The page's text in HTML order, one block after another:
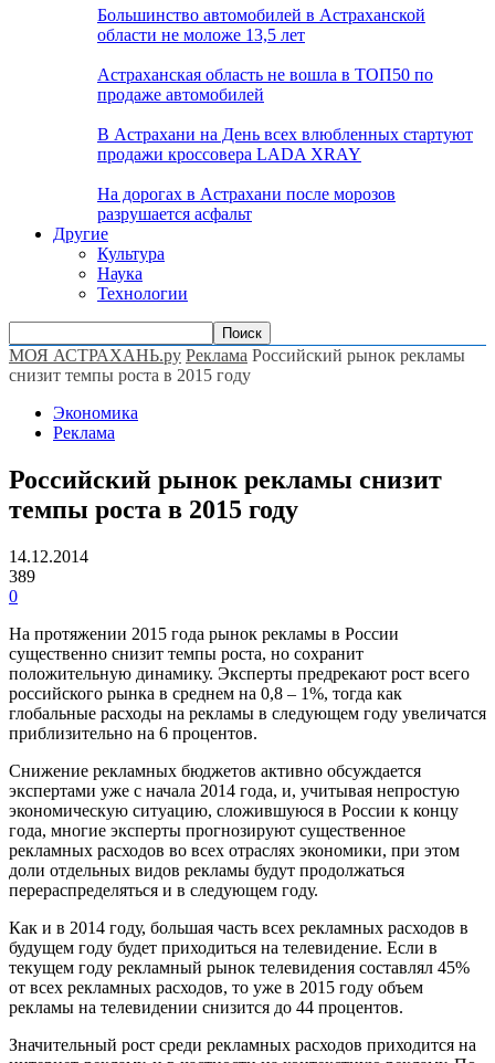
Большинство автомобилей в Астраханской
области не моложе 13,5 лет
Астраханская область не вошла в ТОП50 по
продаже автомобилей
В Астрахани на День всех влюбленных стартуют
продажи кроссовера LADA XRAY
На дорогах в Астрахани после морозов
разрушается асфальт
Другие
Культура
Наука
Технологии
МОЯ АСТРАХАНЬ.ру Реклама Российский рынок рекламы
снизит темпы роста в 2015 году
Экономика
Реклама
Российский рынок рекламы снизит
темпы роста в 2015 году
14.12.2014
389
0
На протяжении 2015 года рынок рекламы в России
существенно снизит темпы роста, но сохранит
положительную динамику. Эксперты предрекают рост всего
российского рынка в среднем на 0,8 – 1%, тогда как
глобальные расходы на рекламы в следующем году увеличатся
приблизительно на 6 процентов.
Снижение рекламных бюджетов активно обсуждается
экспертами уже с начала 2014 года, и, учитывая непростую
экономическую ситуацию, сложившуюся в России к концу
года, многие эксперты прогнозируют существенное
рекламных расходов во всех отраслях экономики, при этом
доли отдельных видов рекламы будут продолжаться
перераспределяться и в следующем году.
Как и в 2014 году, большая часть всех рекламных расходов в
будущем году будет приходиться на телевидение. Если в
текущем году рекламный рынок телевидения составлял 45%
от всех рекламных расходов, то уже в 2015 году объем
рекламы на телевидении снизится до 44 процентов.
Значительный рост среди рекламных расходов приходится на